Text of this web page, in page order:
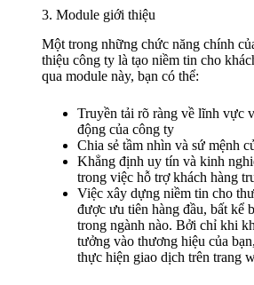
3. Module giới thiệu
Một trong những chức năng chính
thiệu công ty là tạo niềm tin cho
qua module này, bạn có thể:
Truyền tải rõ ràng về lĩnh vực
động của công ty
Chia sẻ tầm nhìn và sứ mệnh
Khẳng định uy tín và kinh
trong việc hỗ trợ khách hàng
Việc xây dựng niềm tin cho
được ưu tiên hàng đầu, bất kể
trong ngành nào. Bởi chỉ khi
tưởng vào thương hiệu của
thực hiện giao dịch trên trang